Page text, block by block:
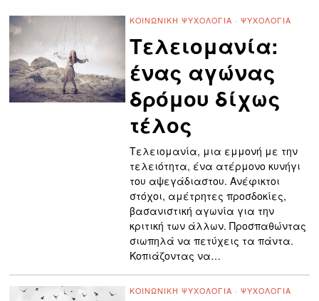
ΚΟΙΝΩΝΙΚΉ ΨΥΧΟΛΟΓΊΑ · ΨΥΧΟΛΟΓΊΑ
Τελειομανία:
ένας αγώνας
δρόμου δίχως
τέλος
Τελειομανία, μια εμμονή με την
τελειότητα, ένα ατέρμονο κυνήγι
του αψεγάδιαστου. Ανέφικτοι
στόχοι, αμέτρητες προσδοκίες,
βασανιστική αγωνία για την
κριτική των άλλων. Προσπαθώντας
σιωπηλά να πετύχεις τα πάντα.
Κοπιάζοντας να…
ΚΟΙΝΩΝΙΚΉ ΨΥΧΟΛΟΓΊΑ · ΨΥΧΟΛΟΓΊΑ